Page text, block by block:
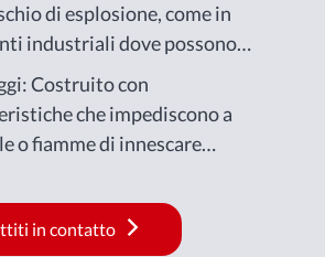
di esplosione, come in
industriali dove possono
presenti gas, vapori o polveri
Costruito con
che impediscono a
o fiamme di innescare
in contatto